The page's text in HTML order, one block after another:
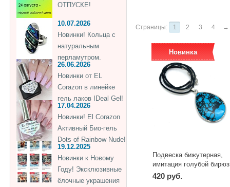
Страницы: 1 2 3 4 →
Новинка
Подвеска бижутерная,
имитация голубой
на шнурке 45 см Kul219
420 руб.
ОТПУСКЕ!
10.07.2026
Новинки! Кольца с
натуральным
перламутром.
26.06.2026
Новинки от EL
Corazon в линейке
гель лаков IDeal Gel!
17.04.2026
Новинки! El Corazon
Активный Био-гель
Dots of Rainbow Nude!
19.12.2025
Новинки к Новому
Году! Эксклюзивные
ёлочные украшения